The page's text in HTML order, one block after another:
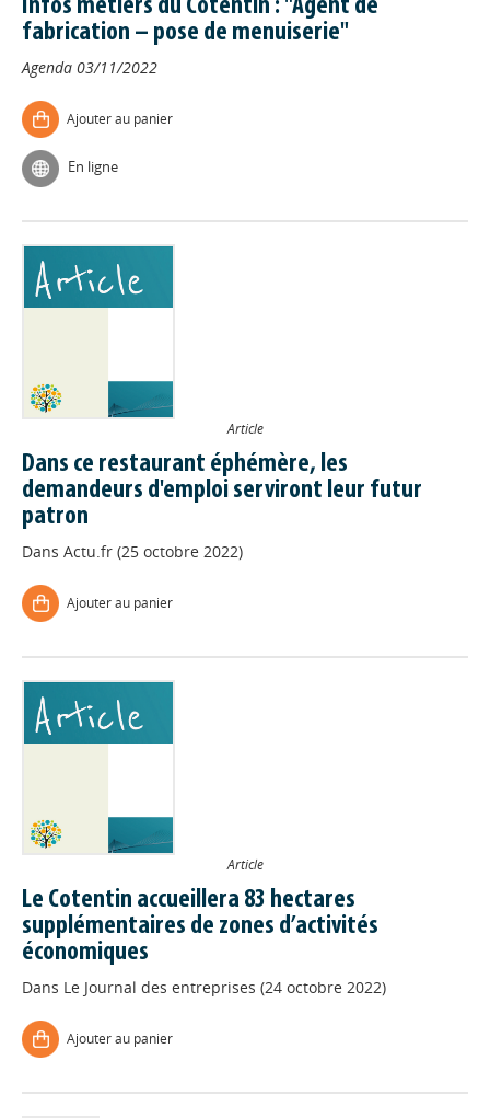
Infos métiers du Cotentin : "Agent de
fabrication – pose de menuiserie"
Agenda 03/11/2022
Ajouter au panier
En ligne
Article
Dans ce restaurant éphémère, les
demandeurs d'emploi serviront leur futur
patron
Dans Actu.fr (25 octobre 2022)
Ajouter au panier
Article
Le Cotentin accueillera 83 hectares
supplémentaires de zones d’activités
économiques
Dans Le Journal des entreprises (24 octobre 2022)
Ajouter au panier